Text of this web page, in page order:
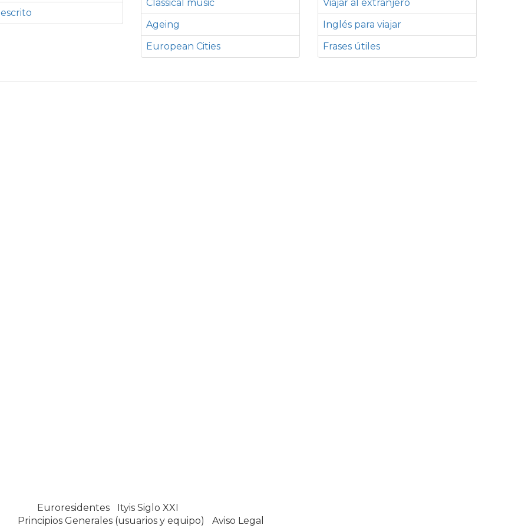
Classical music
Ageing
European Cities
Viajar al extranjero
Inglés para viajar
Frases útiles
Euroresidentes| Ityis Siglo XXI
Principios Generales (usuarios y equipo)
Aviso Legal